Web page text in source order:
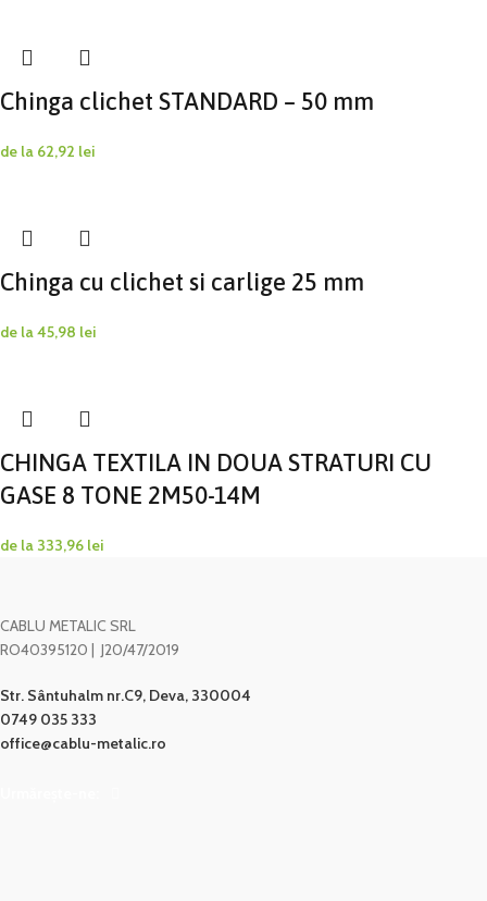
Chinga clichet STANDARD – 50 mm
de la 62,92 lei
Chinga cu clichet si carlige 25 mm
de la45,98 lei
CHINGA TEXTILA IN DOUA STRATURI CU
GASE 8 TONE 2M50-14M
de la 333,96 lei
CABLU METALIC SRL
RO40395120 | J20/47/2019
Str. Sântuhalm nr.C9, Deva, 330004
0749 035 333
office@cablu-metalic.ro